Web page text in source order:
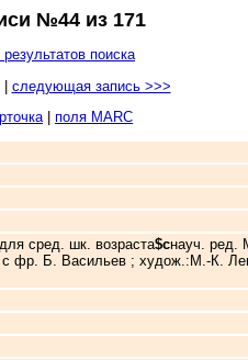
№44 из 171
поиска
| следующая запись >>>
поля MARC
сред. шк. возраста$cнауч. ред.
с фр. Б. Васильев ; худож.:М.-К.